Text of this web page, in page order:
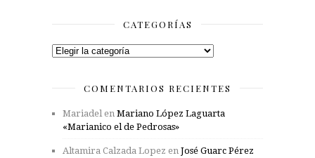
CATEGORÍAS
Categorías
COMENTARIOS RECIENTES
Mariadel en Mariano López Laguarta
«Marianico el de Pedrosas»
Altamira Calzada Lopez en José Guarc Pérez